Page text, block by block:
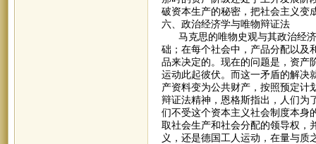
破资本生产的秘密，把社会主义变
六、政治经济学与唯物辩证法
马克思的唯物史观与其政治经济
础；在每个社会中，产品分配以及
品来决定的。现在的问题是，资产
运动此起彼伏。而这一矛盾的解决
产资料变为公共财产，按照预定计
辩证法精神，恩格斯指出，人们为
们不受这个资本主义社会制度本身
取社会生产和社会分配的领导权，
义，还是德国工人运动，在量与质